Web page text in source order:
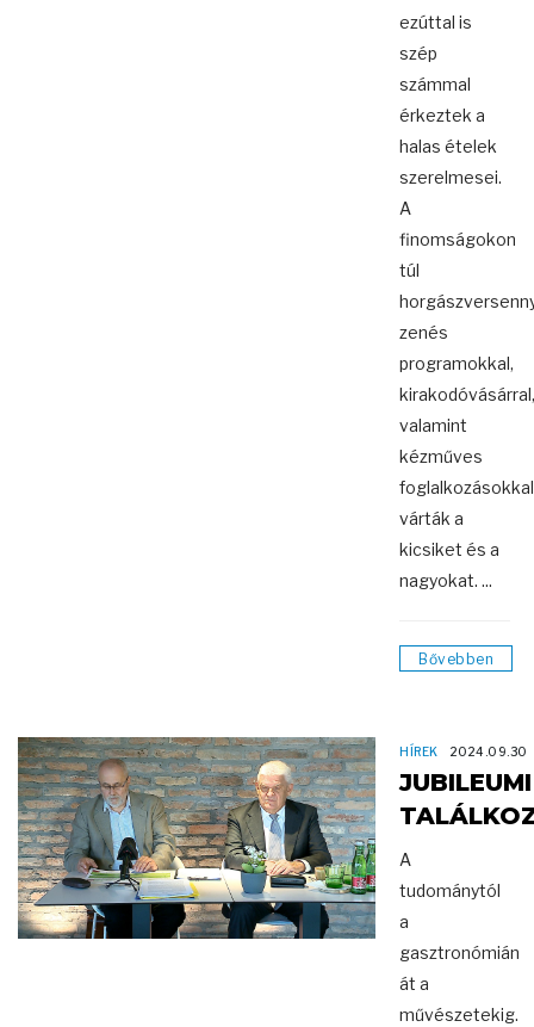
ezúttal is
szép
számmal
érkeztek a
halas ételek
szerelmesei.
A
finomságokon
túl
zenés
programokkal,
kirakodóvásárral,
valamint
kézműves
foglalkozásokkal
várták a
kicsiket és a
nagyokat. ...
Bővebben
HÍREK 2024.09.30
JUBILEUMI
A
tudománytól
a
gasztronómián
át a
művészetekig.